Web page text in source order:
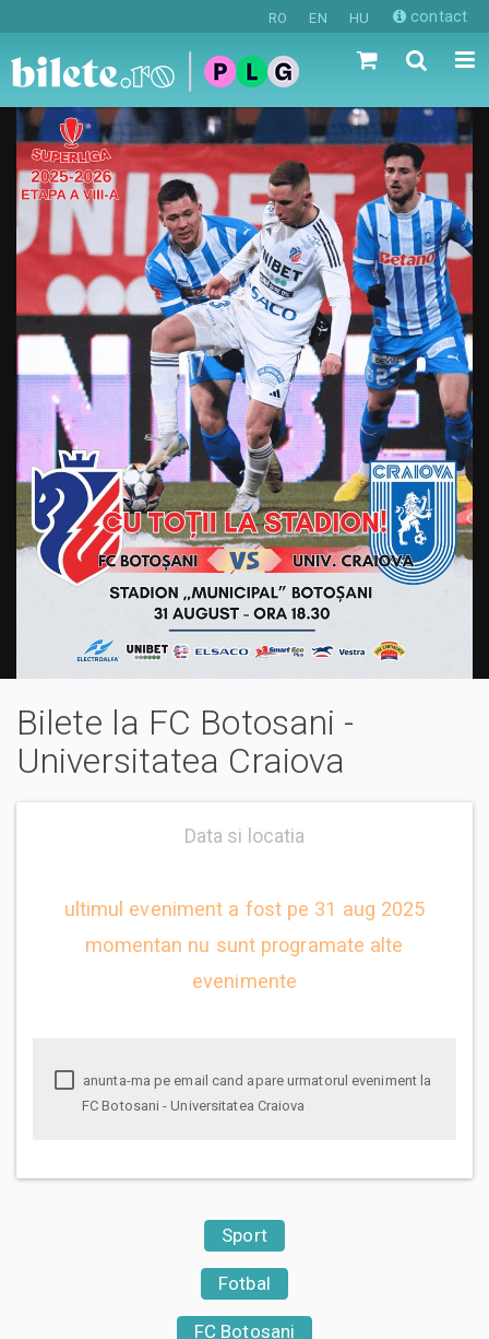
RO EN HU contact
Bilete la FC Botosani -
Universitatea Craiova
Data si locatia
ultimul eveniment a fost pe 31 aug 2025
momentan nu sunt programate alte
evenimente
FC Botosani - Universitatea Craiova
Sport
Fotbal
FC Botosani